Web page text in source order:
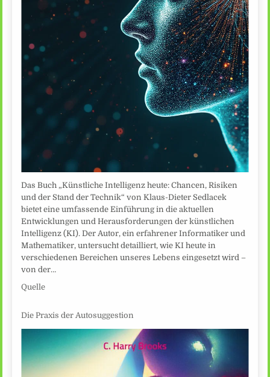
Das Buch „Künstliche Intelligenz heute: Chancen, Risiken
und der Stand der Technik“ von Klaus-Dieter Sedlacek
bietet eine umfassende Einführung in die aktuellen
Entwicklungen und Herausforderungen der künstlichen
Intelligenz (KI). Der Autor, ein erfahrener Informatiker und
Mathematiker, untersucht detailliert, wie KI heute in
verschiedenen Bereichen unseres Lebens eingesetzt wird –
von der…
Quelle
Die Praxis der Autosuggestion